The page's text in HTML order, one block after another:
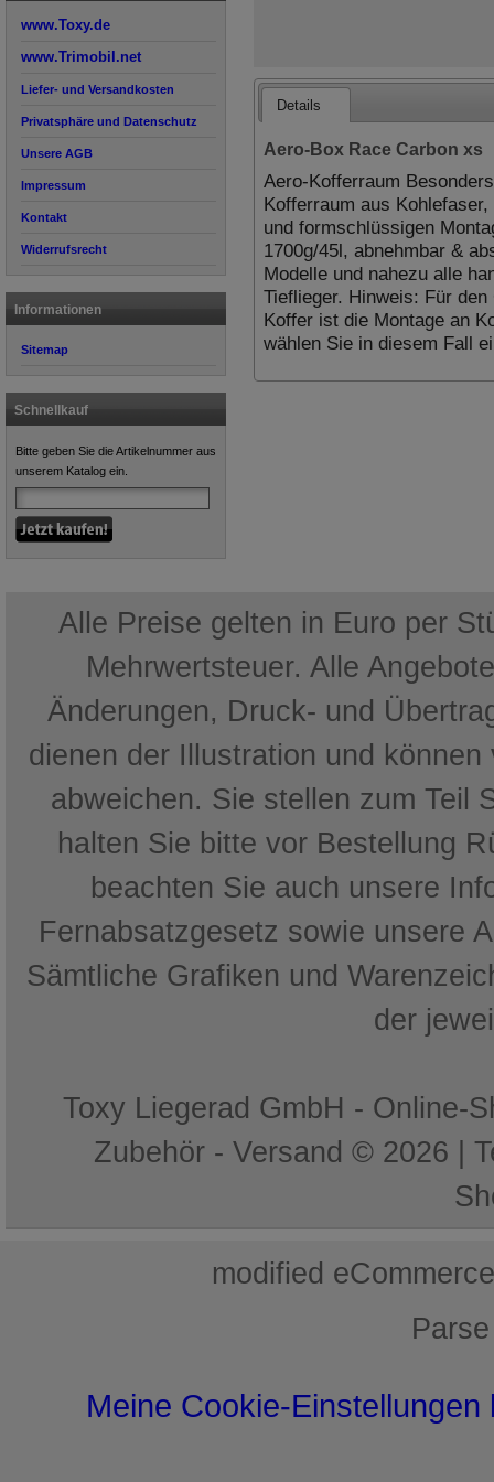
www.Toxy.de
www.Trimobil.net
Liefer- und Versandkosten
Privatsphäre und Datenschutz
Unsere AGB
Impressum
Kontakt
Widerrufsrecht
Informationen
Sitemap
Schnellkauf
Bitte geben Sie die Artikelnummer aus
unserem Katalog ein.
Details
Aero-Box Race Carbon xs
Aero-Kofferraum
Kofferraum aus
und formschlüssigen
1700g/45l, abnehmbar &
Modelle und nahezu alle
Tieflieger. Hinweis: Für
Koffer ist die Montage an
wählen Sie in diesem Fall
Alle Preise gelten in Euro per
Mehrwertsteuer. Alle
Änderungen, Druck- und
dienen der Illustration und
abweichen. Sie stellen zum Teil
halten Sie bitte vor Bestellung
beachten Sie auch unsere
Fernabsatzgesetz sowie unsere
Sämtliche Grafiken und
der
Toxy Liegerad GmbH - Online-
Zubehör - Versand © 2026 |
mod ified
Meine Cookie-